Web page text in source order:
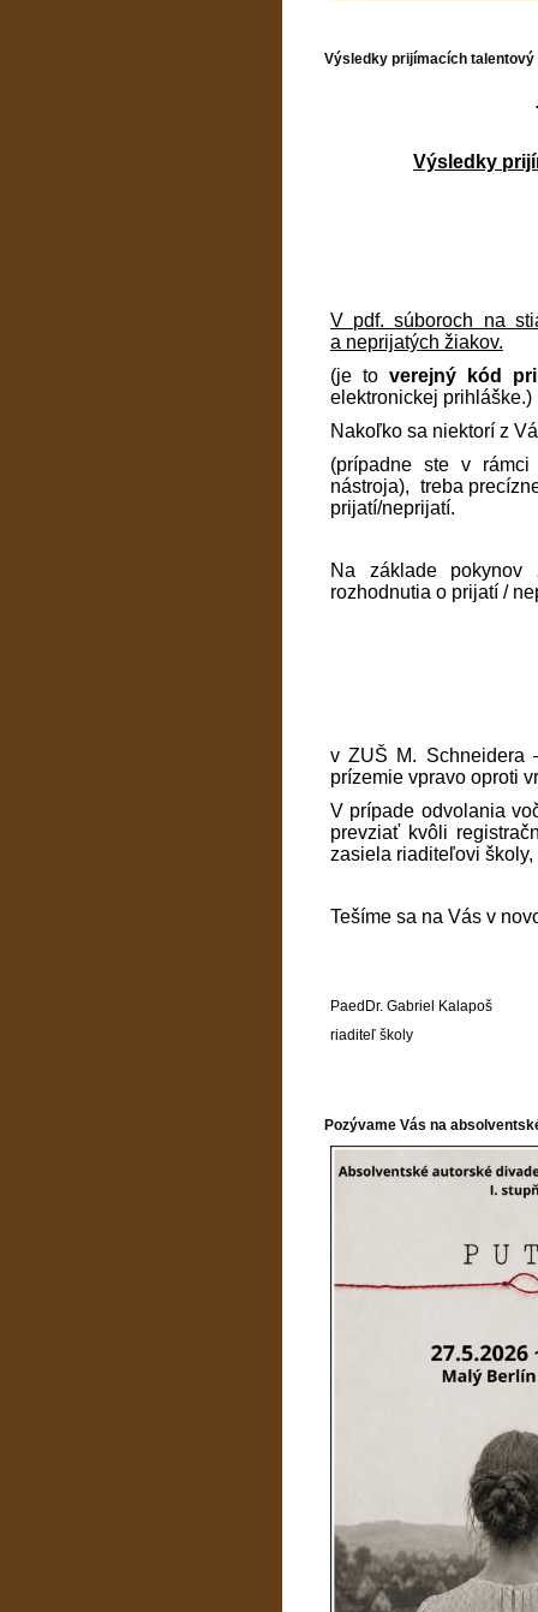
Výsledky prijímacích
Výsledky
V pdf. súboroch na
a neprijatých žiakov.
(je to verejný kód
elektronickej prihláške.)
Nakoľko sa niektorí z
(prípadne ste v rámci
nástroja), treba
prijatí/neprijatí.
Na základe pokynov
rozhodnutia o prijatí /
v ZUŠ M. Schneidera
prízemie vpravo oproti
V prípade odvolania
prevziať kvôli
zasiela riaditeľovi
Tešíme sa na Vás v
PaedDr. Gabriel Kalapoš
riaditeľ školy
Pozývame Vás na